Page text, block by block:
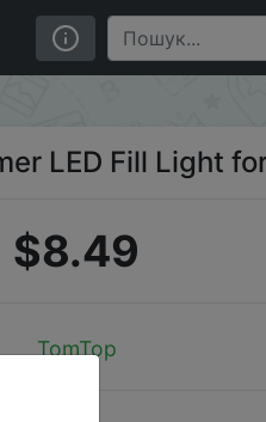
LED Fill Light
$8.49
TomTop